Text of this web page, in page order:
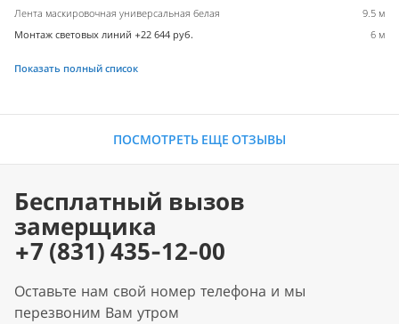
Лента маскировочная универсальная белая
9.5 м
Монтаж световых линий +22 644 руб.
6 м
Показать полный список
ПОСМОТРЕТЬ ЕЩЕ ОТЗЫВЫ
Бесплатный вызов
замерщика
+7 (831) 435-12-00
Оставьте нам свой номер телефона и мы
перезвоним Вам утром